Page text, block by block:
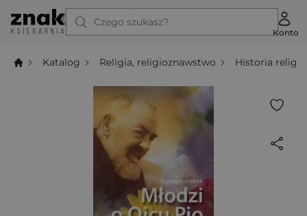
Czego szukasz?
Konto
Katalog Religia, religioznawstwo Historia religii